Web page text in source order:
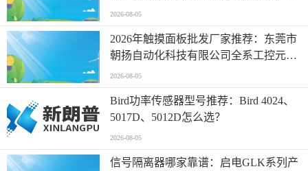
金件自动组装设备，断路器灭弧室自动
组装设备，断路器组件自动组装设备，
塑胶五金自动组装设备
2026-08-05
2026年触摸面板批发厂家推荐：东莞市
朝扬自动化科技有限公司全系工控元件
供应解析
2026-08-05
Bird功率传感器型号推荐：Bird 4024、
5017D、5012D怎么选？
2026-08-05
信号隔离器哪家靠谱：启电GLK系列产